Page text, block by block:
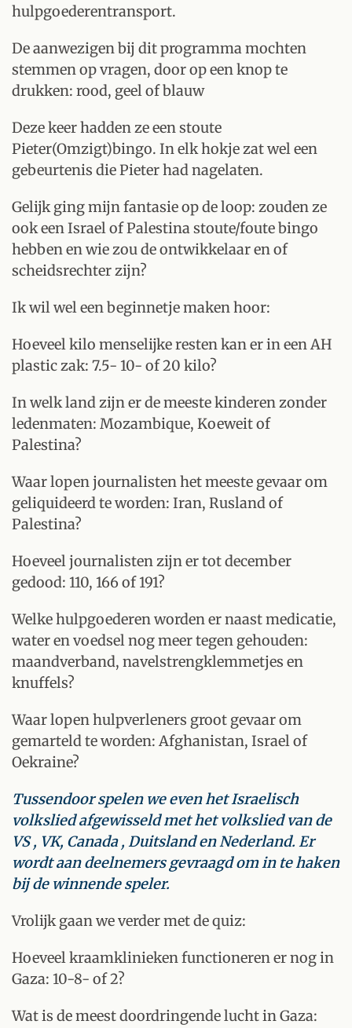
hulpgoederentransport.
De aanwezigen bij dit programma mochten
stemmen op vragen, door op een knop te
drukken: rood, geel of blauw
Deze keer hadden ze een stoute
Pieter(Omzigt)bingo. In elk hokje zat wel een
gebeurtenis die Pieter had nagelaten.
Gelijk ging mijn fantasie op de loop: zouden ze
ook een Israel of Palestina stoute/foute bingo
hebben en wie zou de ontwikkelaar en of
scheidsrechter zijn?
Ik wil wel een beginnetje maken hoor:
Hoeveel kilo menselijke resten kan er in een AH
plastic zak: 7.5- 10- of 20 kilo?
In welk land zijn er de meeste kinderen zonder
ledenmaten: Mozambique, Koeweit of
Palestina?
Waar lopen journalisten het meeste gevaar om
geliquideerd te worden: Iran, Rusland of
Palestina?
Hoeveel journalisten zijn er tot december
gedood: 110, 166 of 191?
Welke hulpgoederen worden er naast medicatie,
water en voedsel nog meer tegen gehouden:
maandverband, navelstrengklemmetjes en
knuffels?
Waar lopen hulpverleners groot gevaar om
gemarteld te worden: Afghanistan, Israel of
Oekraine?
Tussendoor spelen we even het Israelisch
volkslied afgewisseld met het volkslied van de
VS , VK, Canada , Duitsland en Nederland. Er
wordt aan deelnemers gevraagd om in te haken
bij de winnende speler.
Vrolijk gaan we verder met de quiz:
Hoeveel kraamklinieken functioneren er nog in
Gaza: 10-8- of 2?
Wat is de meest doordringende lucht in Gaza: